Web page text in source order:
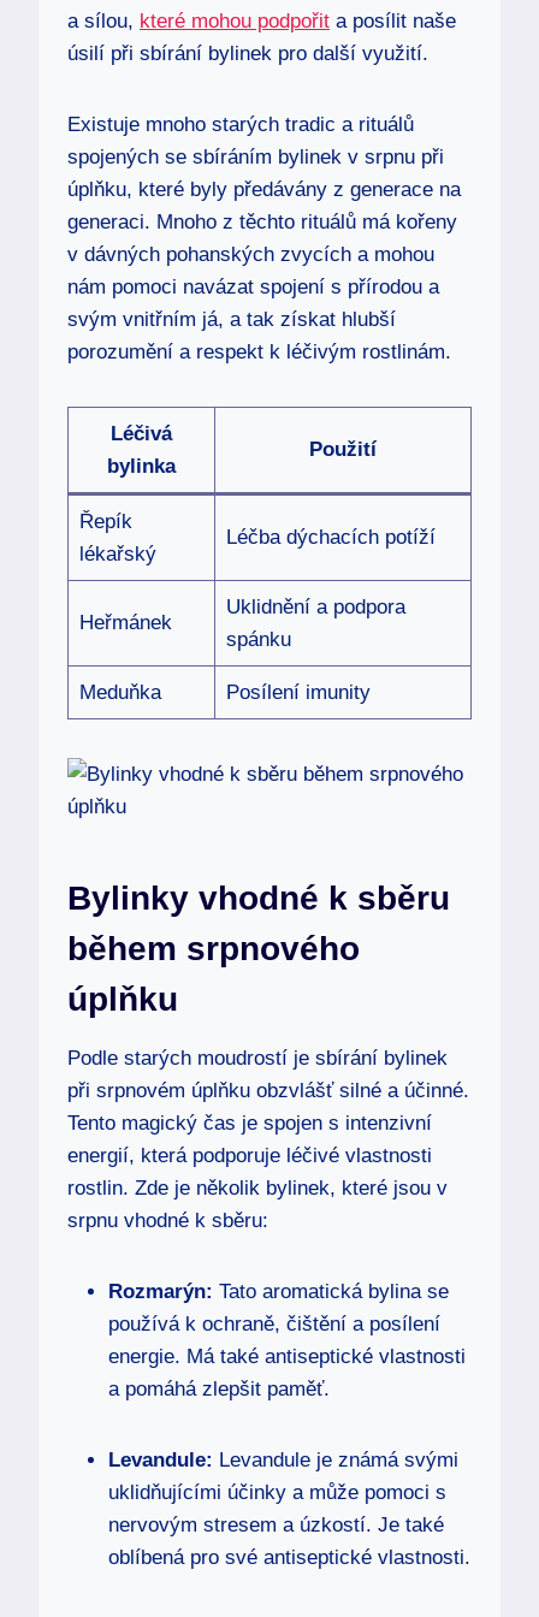
a sílou, které mohou podpořit a posílit naše
úsilí při sbírání bylinek pro další využití.
Existuje mnoho starých tradic a rituálů
spojených se sbíráním bylinek v srpnu při
úplňku, které byly předávány z generace na
generaci. Mnoho z těchto rituálů má kořeny
v dávných pohanských zvycích a mohou
nám pomoci navázat spojení s přírodou a
svým vnitřním já, a tak získat hlubší
porozumění a respekt k léčivým rostlinám.
Léčivá
bylinka
Použití
Řepík
lékařský
Léčba dýchacích potíží
Heřmánek
Uklidnění a podpora
spánku
Meduňka Posílení imunity
Bylinky vhodné k sběru
během srpnového
úplňku
Podle starých moudrostí je sbírání bylinek
při srpnovém úplňku obzvlášť silné a účinné.
Tento magický čas je spojen s intenzivní
energií, která podporuje léčivé vlastnosti
rostlin. Zde je několik bylinek, které jsou v
srpnu vhodné k sběru:
Rozmarýn: Tato aromatická bylina se
používá k ochraně, čištění a posílení
energie. Má také antiseptické vlastnosti
a pomáhá zlepšit paměť.
Levandule: Levandule je známá svými
uklidňujícími účinky a může pomoci s
nervovým stresem a úzkostí. Je také
oblíbená pro své antiseptické vlastnosti.